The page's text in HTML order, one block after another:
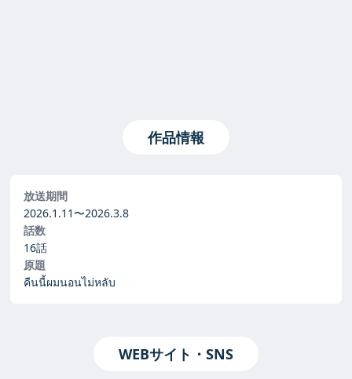
作品情報
放送期間
2026.1.11〜2026.3.8
話数
16話
原題
คืนนี้ผมนอนไม่หลับ
WEBサイト・SNS